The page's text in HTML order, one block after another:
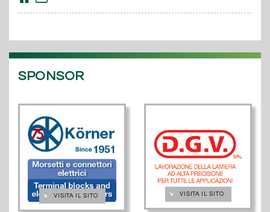
SPONSOR
➔ VISITA IL SITO ➔ VISITA IL SITO